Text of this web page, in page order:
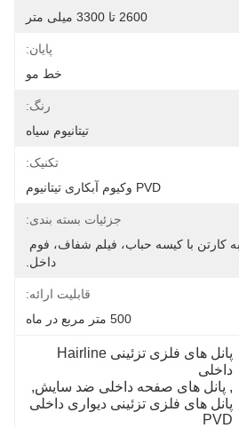
2600 تا 3300 میلی متر
پایان:
خط مو
رنگ:
تیتانیوم سیاه
تکنیک:
PVD وکیوم آبکاری تیتانیوم
جزئیات بسته بندی:
جعبه تخته سه لا یا جعبه کارتن با کیسه حباب، فیلم شفاف، فوم
داخل.
قابلیت ارائه:
500 متر مربع در ماه
پانل های فلزی تزئینی Hairline
داخلی
, پانل های صفحه داخلی ضد سایش ,
پانل های فلزی تزئینی دیواری داخلی
PVD